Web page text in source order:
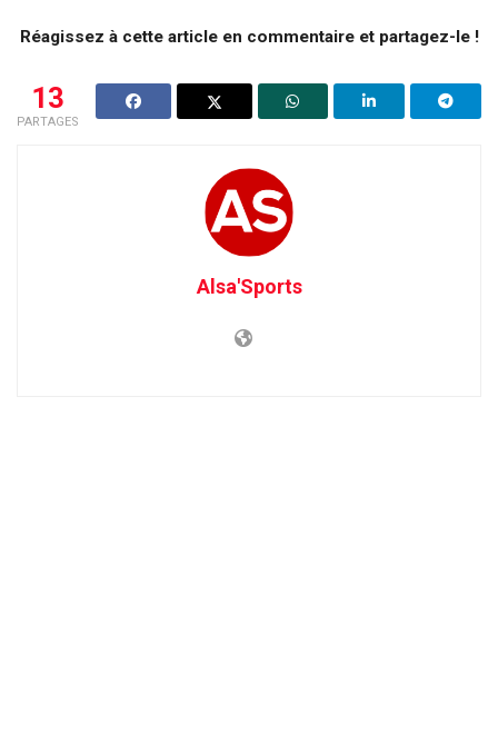
Réagissez à cette article en commentaire et partagez-le !
13
PARTAGES
Alsa'Sports